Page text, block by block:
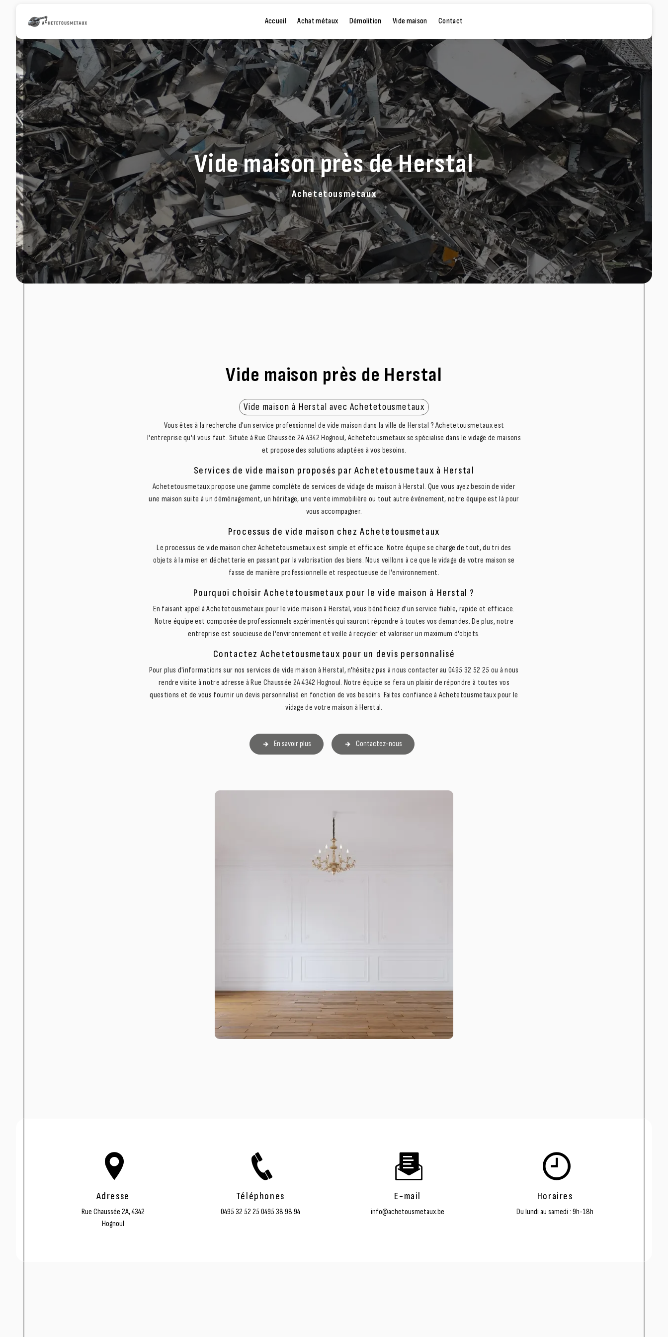
Accueil Achat métaux Démolition Vide maison Contact
Vide maison près de Herstal
Achetetousmetaux
Vide maison près de Herstal
Vide maison à Herstal avec Achetetousmetaux
Vous êtes à la recherche d'un service professionnel de vide maison dans la ville de Herstal ? Achetetousmetaux est
l'entreprise qu'il vous faut. Située à Rue Chaussée 2A 4342 Hognoul, Achetetousmetaux se spécialise dans le vidage de maisons
et propose des solutions adaptées à vos besoins.
Services de vide maison proposés par Achetetousmetaux à Herstal
Achetetousmetaux propose une gamme complète de services de vidage de maison à Herstal. Que vous ayez besoin de vider
une maison suite à un déménagement, un héritage, une vente immobilière ou tout autre événement, notre équipe est là pour
vous accompagner.
Processus de vide maison chez Achetetousmetaux
Le processus de vide maison chez Achetetousmetaux est simple et efficace. Notre équipe se charge de tout, du tri des
objets à la mise en déchetterie en passant par la valorisation des biens. Nous veillons à ce que le vidage de votre maison se
fasse de manière professionnelle et respectueuse de l'environnement.
Pourquoi choisir Achetetousmetaux pour le vide maison à Herstal ?
En faisant appel à Achetetousmetaux pour le vide maison à Herstal, vous bénéficiez d'un service fiable, rapide et efficace.
Notre équipe est composée de professionnels expérimentés qui sauront répondre à toutes vos demandes. De plus, notre
entreprise est soucieuse de l'environnement et veille à recycler et valoriser un maximum d'objets.
Contactez Achetetousmetaux pour un devis personnalisé
Pour plus d'informations sur nos services de vide maison à Herstal, n'hésitez pas à nous contacter au 0495 32 52 25 ou à nous
rendre visite à notre adresse à Rue Chaussée 2A 4342 Hognoul. Notre équipe se fera un plaisir de répondre à toutes vos
questions et de vous fournir un devis personnalisé en fonction de vos besoins. Faites confiance à Achetetousmetaux pour le
vidage de votre maison à Herstal.
En savoir plus Contactez-nous
Adresse
Rue Chaussée 2A, 4342
Hognoul
Téléphones
0495 32 52 25 0495 38 98 94
E-mail
info@achetousmetaux.be
Horaires
Du lundi au samedi : 9h-18h